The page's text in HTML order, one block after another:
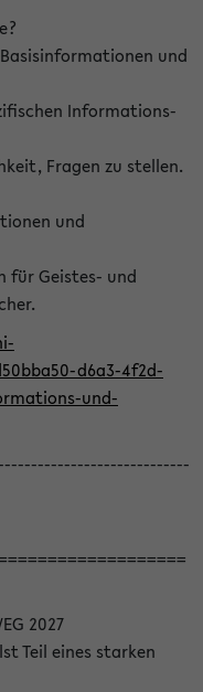
und
Informations-
Fragen zu stellen.
und
für Geistes- und
d6a3-4f2d-
und-
2027
Teil eines starken